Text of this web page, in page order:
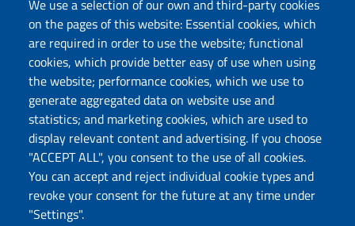
We use a selection of our own and third-party cookies
on the pages of this website: Essential cookies, which
are required in order to use the website; functional
cookies, which provide better easy of use when using
the website; performance cookies, which we use to
generate aggregated data on website use and
statistics; and marketing cookies, which are used to
display relevant content and advertising. If you choose
"ACCEPT ALL", you consent to the use of all cookies.
You can accept and reject individual cookie types and
revoke your consent for the future at any time under
"Settings".
Università degli Studi di Sassari
Dipartimento di Giurisprudenza
Viale Mancini 5, 07100 Sassari
Fax: +39 079 228941
Contatti telefonici
PEC: dip.giurisprudenza@pec.uniss.it
www.uniss.it
Follow us